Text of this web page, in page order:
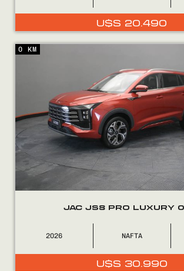
U$S 20.490
JAC JS8 PRO LUXURY
2026 NAFTA
U$S 30.990
0 KM